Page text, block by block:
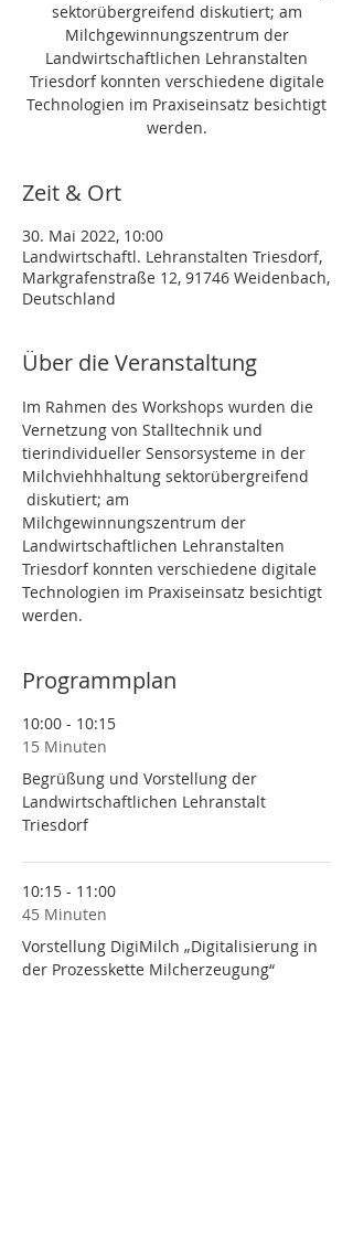
sektorübergreifend diskutiert; am
Milchgewinnungszentrum der
Landwirtschaftlichen Lehranstalten
Triesdorf konnten verschiedene digitale
Technologien im Praxiseinsatz besichtigt
werden.
Zeit & Ort
30. Mai 2022, 10:00
Landwirtschaftl. Lehranstalten Triesdorf,
Markgrafenstraße 12, 91746 Weidenbach,
Deutschland
Über die Veranstaltung
Im Rahmen des Workshops wurden die
Vernetzung von Stalltechnik und
tierindividueller Sensorsysteme in der
Milchviehhhaltung sektorübergreifend
diskutiert; am
Milchgewinnungszentrum der
Landwirtschaftlichen Lehranstalten
Triesdorf konnten verschiedene digitale
Technologien im Praxiseinsatz besichtigt
werden.
Programmplan
10:00 - 10:15
15 Minuten
Begrüßung und Vorstellung der
Landwirtschaftlichen Lehranstalt
Triesdorf
10:15 - 11:00
45 Minuten
Vorstellung DigiMilch „Digitalisierung in
der Prozesskette Milcherzeugung“